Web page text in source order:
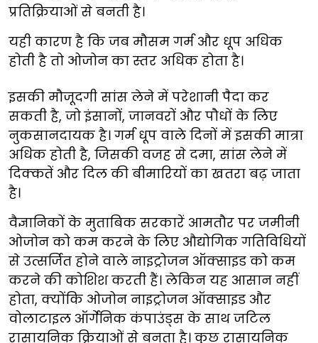
प्रतिक्रियाओं से बनती है।
यही कारण है कि जब मौसम गर्म और धूप अधिक
होती है तो ओजोन का स्तर अधिक होता है।
इसकी मौजूदगी सांस लेने में परेशानी पैदा कर
सकती है, जो इंसानों, जानवरों और पौधों के लिए
नुकसानदायक है। गर्म धूप वाले दिनों में इसकी मात्रा
अधिक होती है, जिसकी वजह से दमा, सांस लेने में
दिक्कतें और दिल की बीमारियों का खतरा बढ़ जाता
है।
वैज्ञानिकों के मुताबिक सरकारें आमतौर पर जमीनी
ओजोन को कम करने के लिए औद्योगिक गतिविधियों
से उत्सर्जित होने वाले नाइट्रोजन ऑक्साइड को कम
करने की कोशिश करती हैं। लेकिन यह आसान नहीं
होता, क्योंकि ओजोन नाइट्रोजन ऑक्साइड और
वोलाटाइल ऑर्गेनिक कंपाउंड्स के साथ जटिल
रासायनिक क्रियाओं से बनता है। कुछ रासायनिक